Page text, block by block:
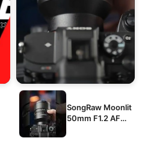
SongRaw Moonlit
50mm F1.2 AF